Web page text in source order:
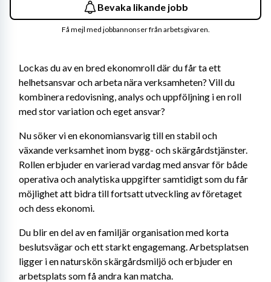
Lockas du av en bred ekonomroll där du får ta ett
helhetsansvar och arbeta nära verksamheten? Vill du
kombinera redovisning, analys och uppföljning i en roll
med stor variation och eget ansvar?
Nu söker vi en ekonomiansvarig till en stabil och
växande verksamhet inom bygg- och skärgårdstjänster.
Rollen erbjuder en varierad vardag med ansvar för både
operativa och analytiska uppgifter samtidigt som du får
möjlighet att bidra till fortsatt utveckling av företaget
och dess ekonomi.
Du blir en del av en familjär organisation med korta
beslutsvägar och ett starkt engagemang. Arbetsplatsen
ligger i en naturskön skärgårdsmiljö och erbjuder en
arbetsplats som få andra kan matcha.
Bevaka likande jobb
Få mejl med jobbannonser från arbetsgivaren.